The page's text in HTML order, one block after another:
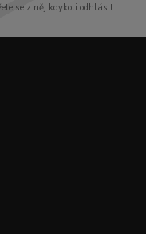
se z něj kdykoli odhlásit.